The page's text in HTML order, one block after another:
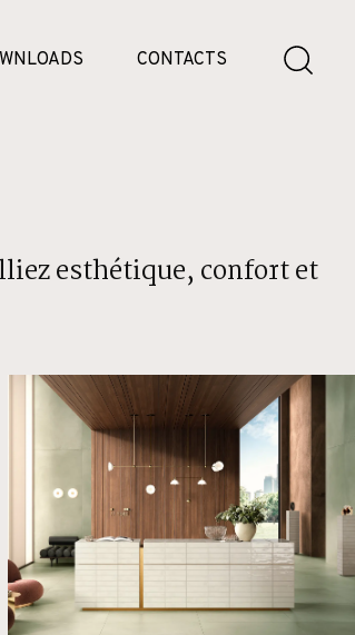
CONTACTS
esthétique, confort et